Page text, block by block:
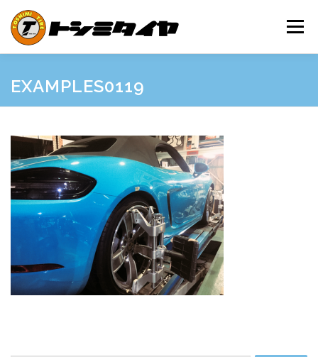
キ
メニュー
HOME MAINTENANCE
SHOP GUIDE BLOG INQUIRY
INFORMATION SNS FRIEND’S SITE
EXAMPLES0119